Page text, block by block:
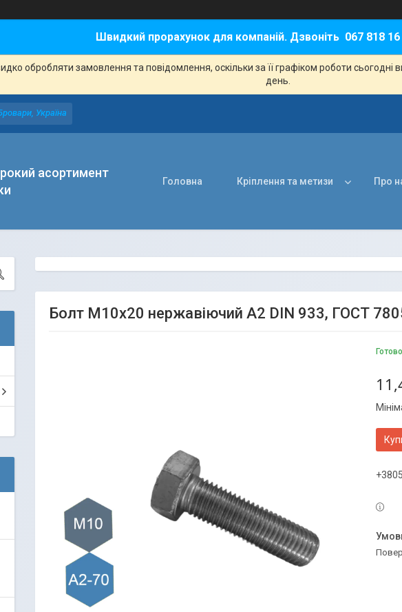
Швидкий прорахунок для компаній. Дзвоніть 067 818 16
обробляти замовлення та повідомлення, оскільки за її графіком роботи
день.
Україна
асортимент
Головна Кріплення та метизи Про
Болт М10х20 нержавіючий А2 DIN 933, ГОСТ